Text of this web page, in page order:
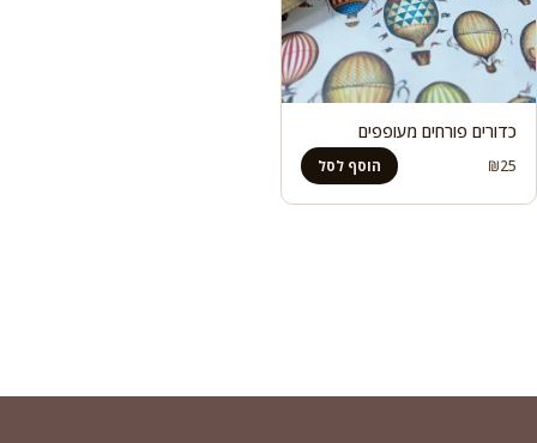
כדורים פורחים מעופפים
₪25 הוסף לסל